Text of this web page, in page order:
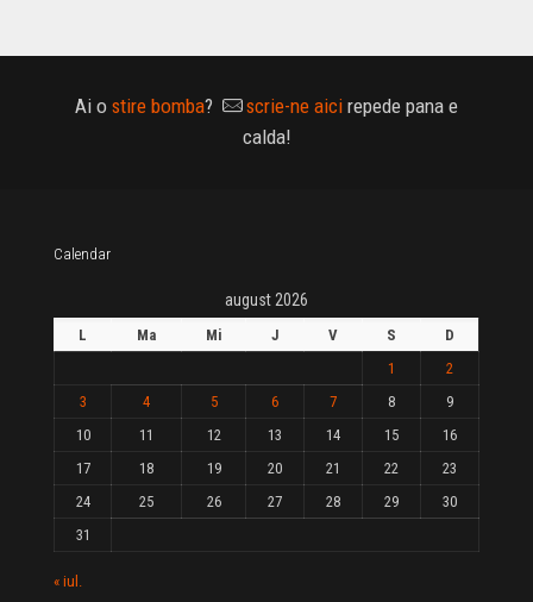
Ai o stire bomba? scrie-ne aici repede pana e
calda!
Calendar
august 2026
L Ma Mi J V S
D
1
2
3
4 5 6 7 8
9
10
11 12 13 14 15
16
17
18 19 20 21 22
23
24
25 26 27 28 29
30
31
« iul.